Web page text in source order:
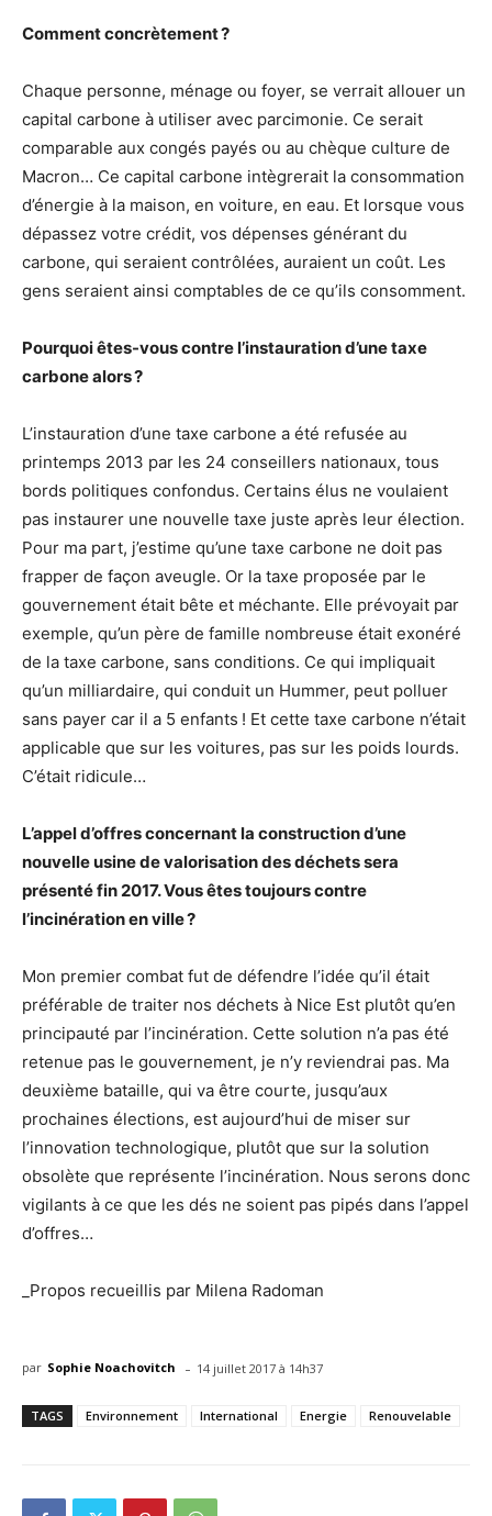
Comment concrètement ?
Chaque personne, ménage ou foyer, se verrait allouer un
capital carbone à utiliser avec parcimonie. Ce serait
comparable aux congés payés ou au chèque culture de
Macron… Ce capital carbone intègrerait la consommation
d’énergie à la maison, en voiture, en eau. Et lorsque vous
dépassez votre crédit, vos dépenses générant du
carbone, qui seraient contrôlées, auraient un coût. Les
gens seraient ainsi comptables de ce qu’ils consomment.
Pourquoi êtes-vous contre l’instauration d’une taxe
carbone alors ?
L’instauration d’une taxe carbone a été refusée au
printemps 2013 par les 24 conseillers nationaux, tous
bords politiques confondus. Certains élus ne voulaient
pas instaurer une nouvelle taxe juste après leur élection.
Pour ma part, j’estime qu’une taxe carbone ne doit pas
frapper de façon aveugle. Or la taxe proposée par le
gouvernement était bête et méchante. Elle prévoyait par
exemple, qu’un père de famille nombreuse était exonéré
de la taxe carbone, sans conditions. Ce qui impliquait
qu’un milliardaire, qui conduit un Hummer, peut polluer
sans payer car il a 5 enfants ! Et cette taxe carbone n’était
applicable que sur les voitures, pas sur les poids lourds.
C’était ridicule…
L’appel d’offres concernant la construction d’une
nouvelle usine de valorisation des déchets sera
présenté fin 2017. Vous êtes toujours contre
l’incinération en ville ?
Mon premier combat fut de défendre l’idée qu’il était
préférable de traiter nos déchets à Nice Est plutôt qu’en
principauté par l’incinération. Cette solution n’a pas été
retenue pas le gouvernement, je n’y reviendrai pas. Ma
deuxième bataille, qui va être courte, jusqu’aux
prochaines élections, est aujourd’hui de miser sur
l’innovation technologique, plutôt que sur la solution
obsolète que représente l’incinération. Nous serons donc
vigilants à ce que les dés ne soient pas pipés dans l’appel
d’offres…
_Propos recueillis par Milena Radoman
par Sophie Noachovitch - 14 juillet 2017 à 14h37
TAGS Environnement International Energie Renouvelable